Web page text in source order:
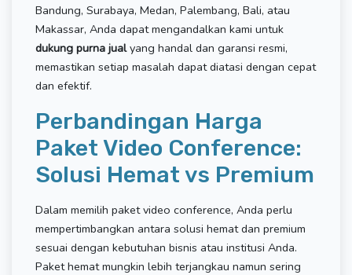
Bandung, Surabaya, Medan, Palembang, Bali, atau
Makassar, Anda dapat mengandalkan kami untuk
dukung purna jualyang handal dan garansi resmi,
memastikan setiap masalah dapat diatasi dengan cepat
dan efektif.
Perbandingan Harga
Paket Video Conference:
Solusi Hemat vs Premium
Dalam memilih paket video conference, Anda perlu
mempertimbangkan antara solusi hemat dan premium
sesuai dengan kebutuhan bisnis atau institusi Anda.
Paket hemat mungkin lebih terjangkau namun sering